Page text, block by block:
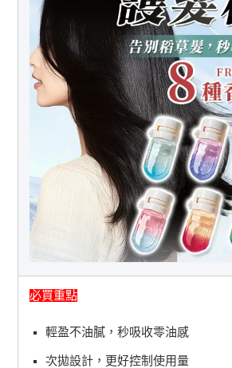
必買重點
輕盈不油膩，秒吸收零油感
次拋設計，更好控制使用量